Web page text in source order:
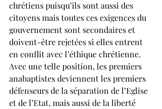
chrétiens puisqu’ils sont aussi des
citoyens mais toutes ces exigences du
gouvernement sont secondaires et
doivent-être rejetées si elles entrent
en conflit avec l’éthique chrétienne.
Avec une telle position, les premiers
anabaptistes deviennent les premiers
défenseurs de la séparation de l’Eglise
et de l’Etat, mais aussi de la liberté